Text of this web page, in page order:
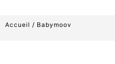
Accueil / Babymoov